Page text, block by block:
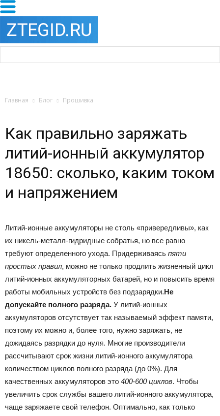
Главная Блог Прошивка
Как правильно заряжать
литий-ионный аккумулятор
18650: сколько, каким током
и напряжением
Литий-ионные аккумуляторы не столь «привередливы», как
их никель-металл-гидридные собратья, но все равно
требуют определенного ухода. Придерживаясь пяти
простых правил, можно не только продлить жизненный цикл
литий-ионных аккумуляторных батарей, но и повысить время
работы мобильных устройств без подзарядки.Не
допускайте полного разряда. У литий-ионных
аккумуляторов отсутствует так называемый эффект памяти,
поэтому их можно и, более того, нужно заряжать, не
дожидаясь разрядки до нуля. Многие производители
рассчитывают срок жизни литий-ионного аккумулятора
количеством циклов полного разряда (до 0%). Для
качественных аккумуляторов это 400-600 циклов. Чтобы
увеличить срок службы вашего литий-ионного аккумулятора,
чаще заряжаете свой телефон. Оптимально, как только